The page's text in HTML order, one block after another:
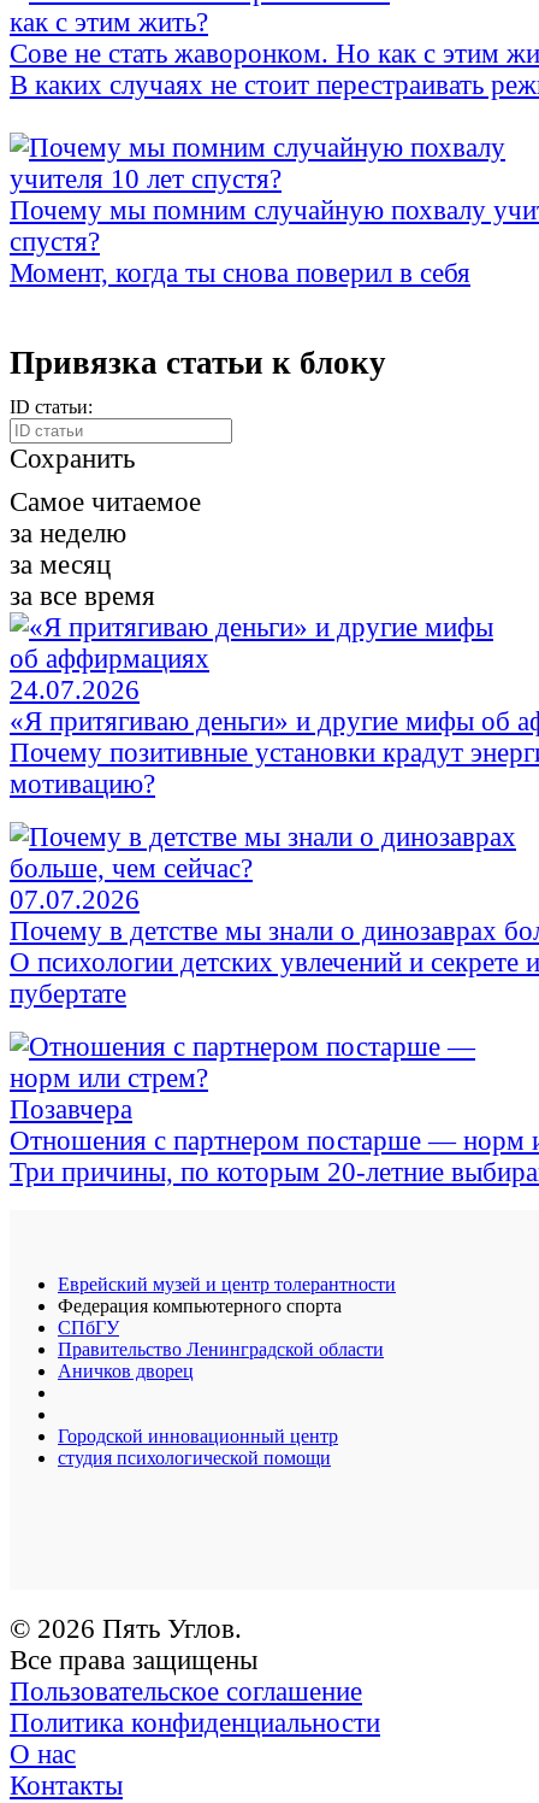
Сове не стать жаворонком. Но как с этим
В каких случаях не стоит перестраивать
Почему мы помним случайную похвалу
спустя?
Момент, когда ты снова поверил в себя
Привязка статьи к блоку
ID статьи:
Сохранить
Самое читаемое
за неделю
за месяц
за все время
24.07.2026
«Я притягиваю деньги» и другие мифы об
Почему позитивные установки крадут
мотивацию?
07.07.2026
Почему в детстве мы знали о динозаврах
О психологии детских увлечений и секрете
пубертате
Позавчера
Отношения с партнером постарше — норм
Три причины, по которым 20-летние
Еврейский музей и центр толерантности
Федерация компьютерного спорта
СПбГУ
Правительство Ленинградской области
Аничков дворец
Городской инновационный центр
студия психологической помощи
© 2026 Пять Углов.
Все права защищены
Пользовательское соглашение
Политика конфиденциальности
О нас
Контакты